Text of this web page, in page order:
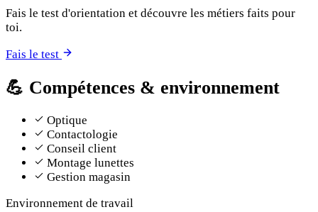
Fais le test d'orientation et découvre les métiers faits pour
toi.
Fais le test
💪 Compétences & environnement
Optique
Contactologie
Conseil client
Montage lunettes
Gestion magasin
Environnement de travail